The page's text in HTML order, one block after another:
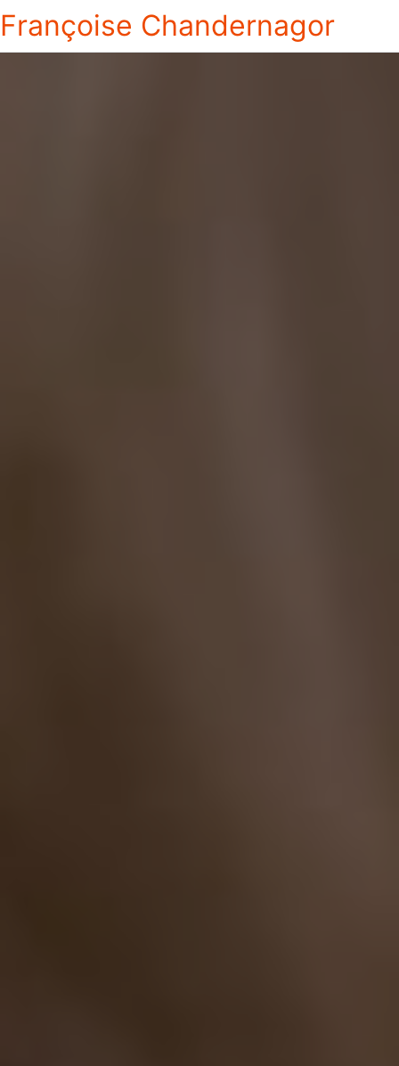
Françoise Chandernagor